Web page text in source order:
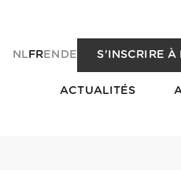
NLFREN DE S'INSCRIRE À
ACTUALITÉS